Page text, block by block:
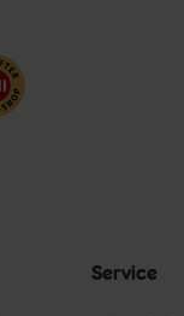
Service